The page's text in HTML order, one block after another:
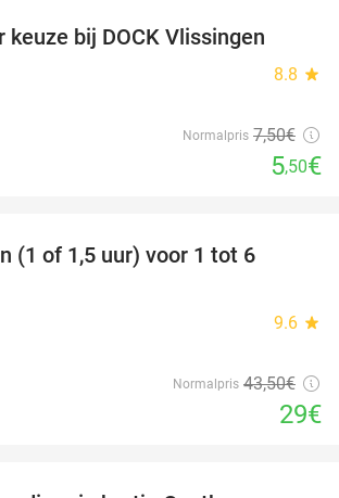
bij DOCK Vlissingen
8.8 star
Normalpris 7,50€
5,50€
(1 of 1,5 uur) voor 1 tot 6
9.6 star
Normalpris 43,50€
29€